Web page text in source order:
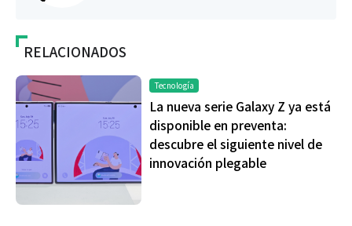
RELACIONADOS
Tecnología
La nueva serie Galaxy Z ya está
disponible en preventa:
descubre el siguiente nivel de
innovación plegable